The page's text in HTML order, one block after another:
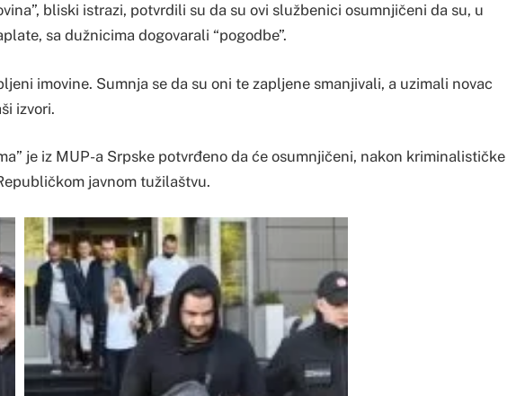
bliski istrazi, potvrdili su da su ovi službenici osumnjičeni da su, u
sa dužnicima dogovarali “pogodbe”.
imovine. Sumnja se da su oni te zapljene smanjivali, a uzimali novac
izvori.
je iz MUP-a Srpske potvrđeno da će osumnjičeni, nakon kriminalističke
javnom tužilaštvu.